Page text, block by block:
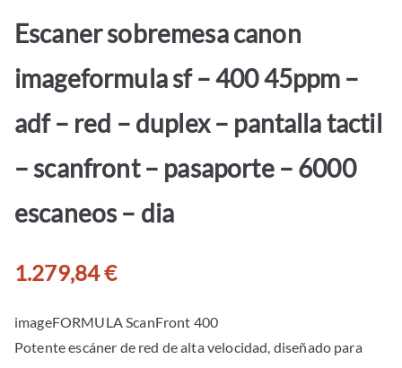
Escaner sobremesa canon
imageformula sf – 400 45ppm –
adf – red – duplex – pantalla tactil
– scanfront – pasaporte – 6000
escaneos – dia
1.279,84€
imageFORMULA ScanFront 400
Potente escáner de red de alta velocidad, diseñado para